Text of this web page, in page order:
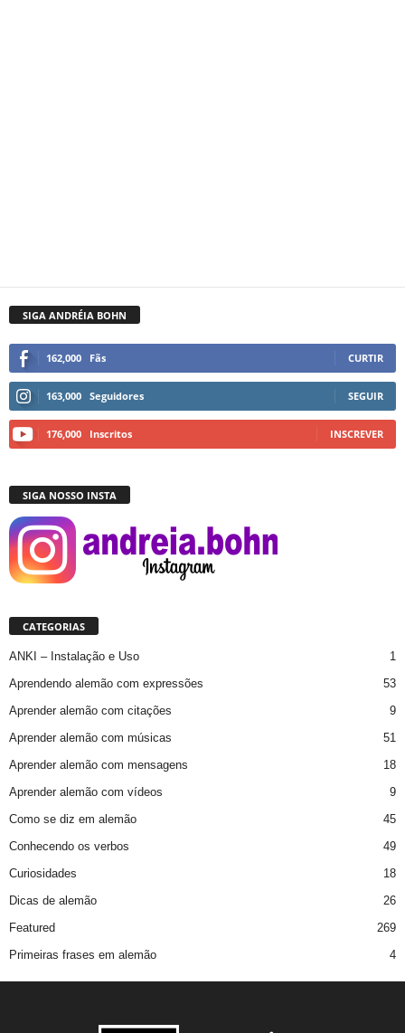
SIGA ANDRÉIA BOHN
162,000 Fãs CURTIR
163,000 Seguidores SEGUIR
176,000 Inscritos INSCREVER
SIGA NOSSO INSTA
CATEGORIAS
ANKI – Instalação e Uso
1
Aprendendo alemão com expressões
53
Aprender alemão com citações
9
Aprender alemão com músicas
51
Aprender alemão com mensagens
18
Aprender alemão com vídeos
9
Como se diz em alemão
45
Conhecendo os verbos
49
Curiosidades
18
Dicas de alemão
26
Featured
269
Primeiras frases em alemão
4